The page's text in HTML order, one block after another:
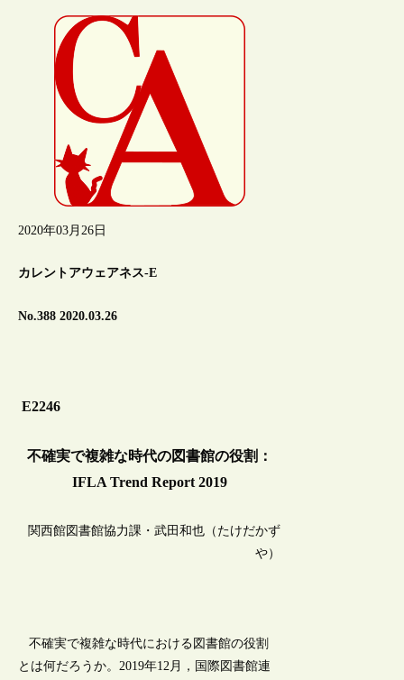
2020年03月26日
カレントアウェアネス-E
No.388 2020.03.26
E2246
不確実で複雑な時代の図書館の役割：
IFLA Trend Report 2019
関西館図書館協力課・武田和也（たけだかず
や）
不確実で複雑な時代における図書館の役割
とは何だろうか。2019年12月，国際図書館連